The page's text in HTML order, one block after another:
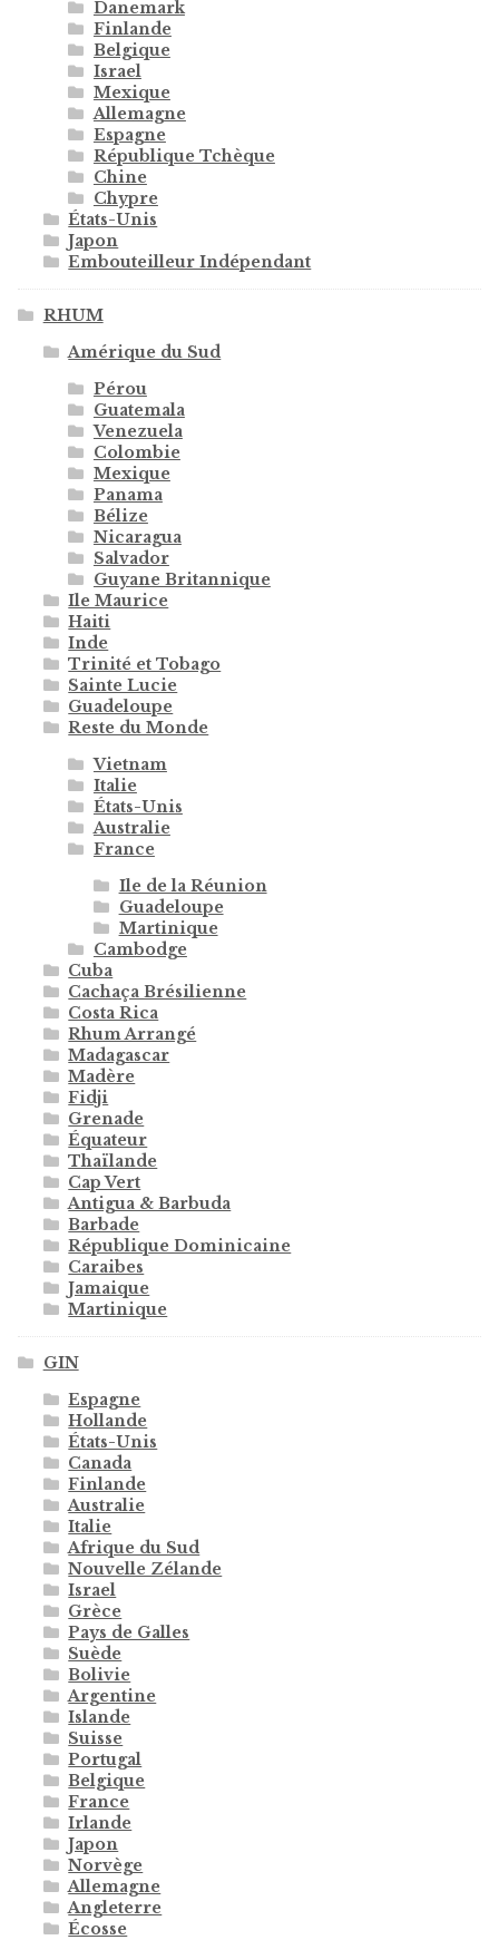
Danemark
Finlande
Belgique
Israel
Mexique
Allemagne
Espagne
République Tchèque
Chine
Chypre
États-Unis
Japon
Embouteilleur Indépendant
RHUM
Amérique du Sud
Pérou
Guatemala
Venezuela
Colombie
Mexique
Panama
Bélize
Nicaragua
Salvador
Guyane Britannique
Ile Maurice
Haiti
Inde
Trinité et Tobago
Sainte Lucie
Guadeloupe
Reste du Monde
Vietnam
Italie
États-Unis
Australie
France
Ile de la Réunion
Guadeloupe
Martinique
Cambodge
Cuba
Cachaça Brésilienne
Costa Rica
Rhum Arrangé
Madagascar
Madère
Fidji
Grenade
Équateur
Thaïlande
Cap Vert
Antigua & Barbuda
Barbade
République Dominicaine
Caraibes
Jamaique
Martinique
GIN
Espagne
Hollande
États-Unis
Canada
Finlande
Australie
Italie
Afrique du Sud
Nouvelle Zélande
Israel
Grèce
Pays de Galles
Suède
Bolivie
Argentine
Islande
Suisse
Portugal
Belgique
France
Irlande
Japon
Norvège
Allemagne
Angleterre
Écosse